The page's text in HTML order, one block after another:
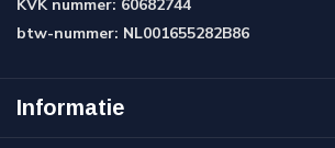
KVK nummer: 60682744
btw-nummer: NL001655282B86
Informatie